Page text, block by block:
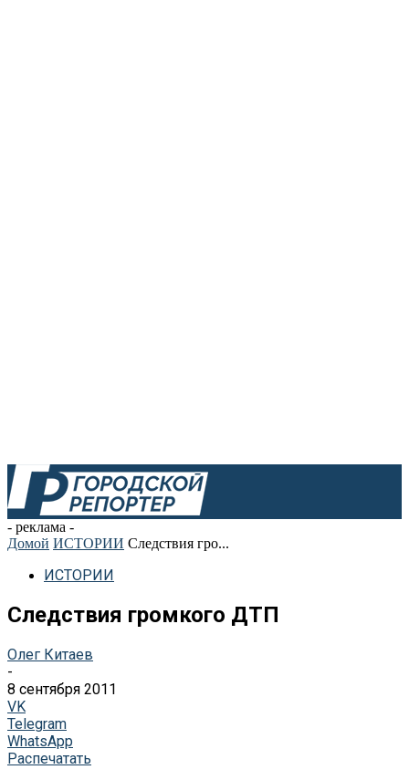
- реклама -
Домой ИСТОРИИ Следствия гро...
ИСТОРИИ
Следствия громкого ДТП
Олег Китаев
-
8 сентября 2011
VK
Telegram
WhatsApp
Распечатать